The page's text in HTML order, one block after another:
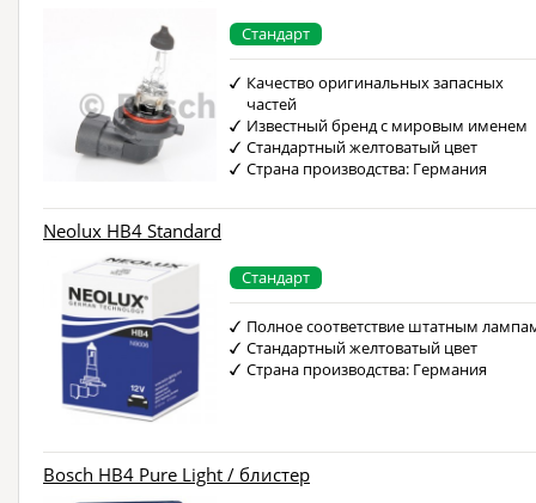
Стандарт
Качество оригинальных запасных
частей
Известный бренд с мировым именем
Стандартный желтоватый цвет
Страна производства: Германия
Neolux HB4 Standard
Стандарт
Полное соответствие штатным
Стандартный желтоватый цвет
Страна производства: Германия
Bosch HB4 Pure Light / блистер